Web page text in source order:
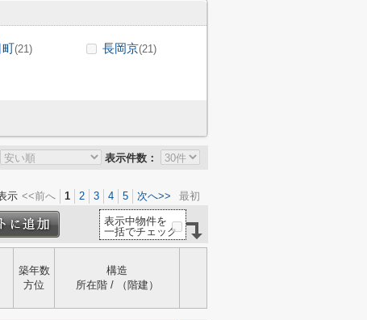
町(21) 長岡京(21)
表示件数：
示 <<前へ 1 2 3 4 5 次へ>> 最初
表示中物件を
一括でチェック
築年数
方位
構造
所在階 / （階建）